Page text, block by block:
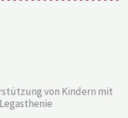
von Kindern mit